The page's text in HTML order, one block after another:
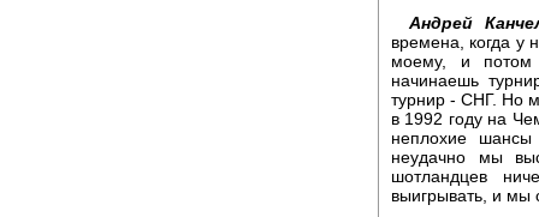
Андрей
времена, когда у
моему, и потом
начинаешь
турнир - СНГ. Но
в 1992 году на
неплохие
неудачно мы
шотландцев
выигрывать, и мы